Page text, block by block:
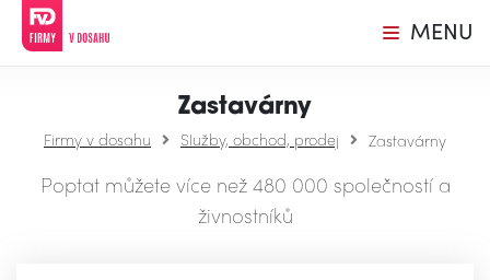
MENU
Zastavárny
Firmy v dosahu Služby, obchod, prodej Zastavárny
Poptat můžete více než 480 000 společností a
živnostníků